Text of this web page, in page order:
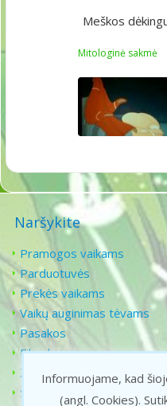
Meškos
Mitologinė sakmė
Naršykite
Pramogos vaikams
Parduotuvės
Prekės vaikams
Vaikų auginimas tėvams
Pasakos
Filmukai
Žaidimai vaikams
Senoji animacija
Informuojame, kad
(angl. Cookies).